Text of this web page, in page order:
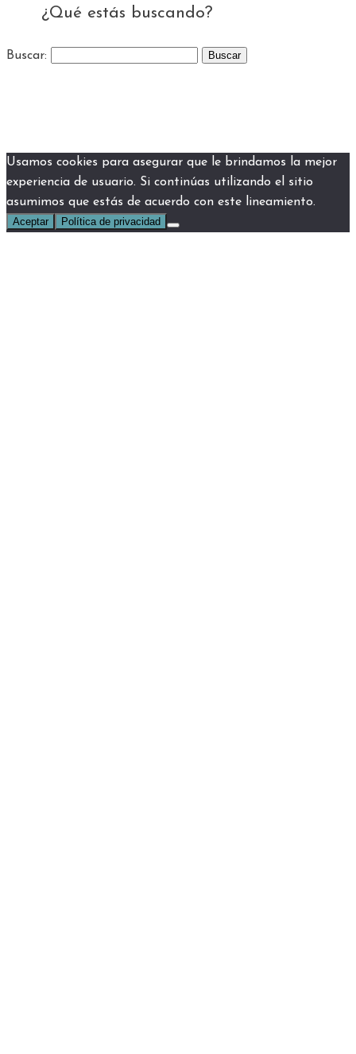
¿Qué estás buscando?
Buscar:
Usamos cookies para asegurar que le brindamos la mejor
experiencia de usuario. Si continúas utilizando el sitio
asumimos que estás de acuerdo con este lineamiento.
Aceptar Política de privacidad